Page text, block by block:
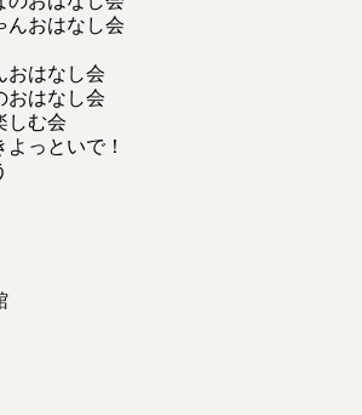
んおはなし会
おはなし会
おはなし会
しむ会
っといで！